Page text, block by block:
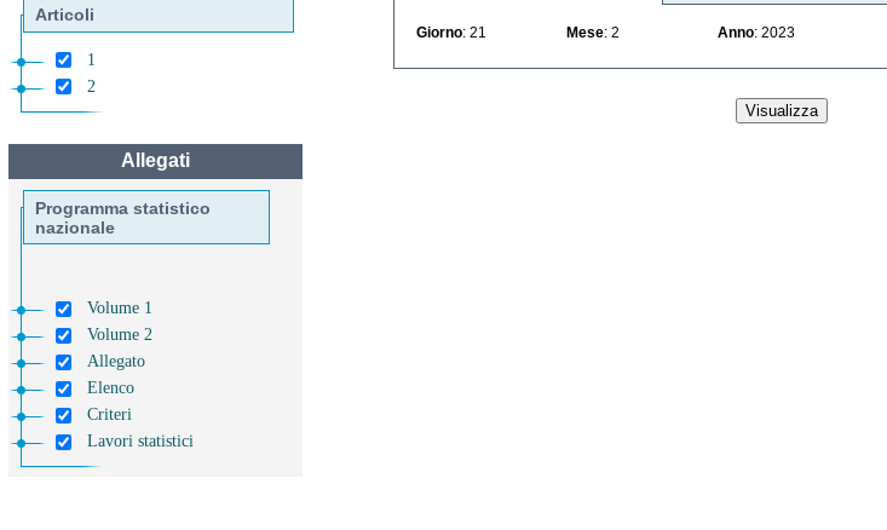
Articoli
1
2
Allegati
Programma statistico
nazionale
Volume 1
Volume 2
Allegato
Elenco
Criteri
Lavori statistici
Giorno : 21 Mese : 2 Anno : 2023